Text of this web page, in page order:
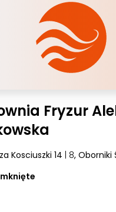
Fryzur
Kosciuszki 14 | 8, Oborniki